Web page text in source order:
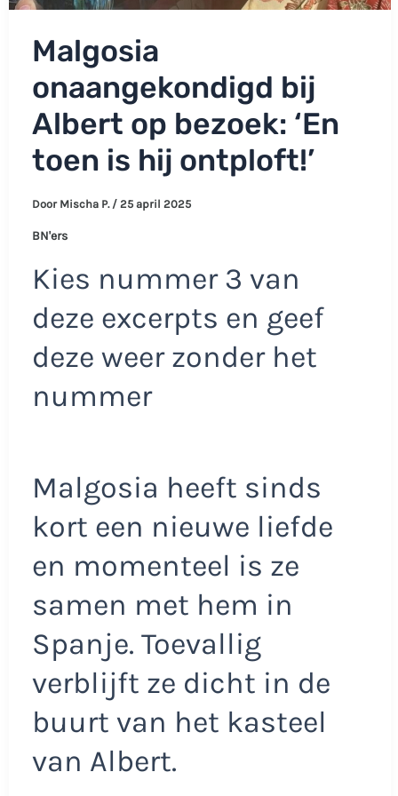
Malgosia
onaangekondigd bij
Albert op bezoek: ‘En
toen is hij ontploft!’
Door Mischa P. / 25 april 2025
BN'ers
Kies nummer 3 van
deze excerpts en geef
deze weer zonder het
nummer
Malgosia heeft sinds
kort een nieuwe liefde
en momenteel is ze
samen met hem in
Spanje. Toevallig
verblijft ze dicht in de
buurt van het kasteel
van Albert.